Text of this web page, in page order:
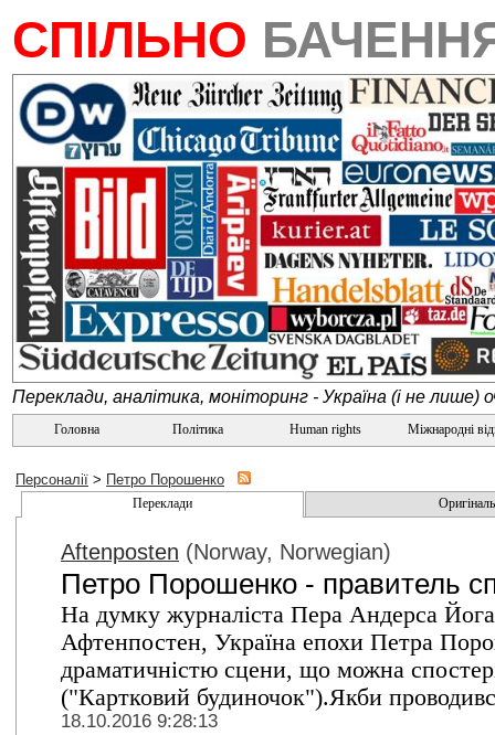
СПІЛЬНО
Переклади, аналітика, моніторинг - Україна (і не лише)
Головна Політика Human rights Міжнародні
Персоналії > Петро Порошенко
Переклади
Aftenposten (Norway, Norwegian)
Петро Порошенко - правитель
На думку журналіста Пера Андерса
Афтенпостен, Україна епохи Петра
драматичністю сцени, що можна
("Картковий будиночок").Якби
18.10.2016 9:28:13